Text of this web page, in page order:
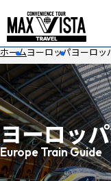
ホーム
国から探す
電車名から探す
ヨーロッパ鉄道周遊
ホームヨーロッパヨーロッ
ヨーロッ
Europe Train Guide